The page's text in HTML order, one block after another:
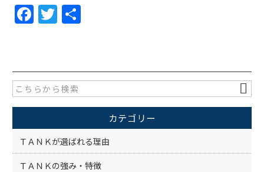
F
e
b
o
o
k
T
er
カテゴリー
ＴＡＮＫが選ばれる理由
ＴＡＮＫの強み・特徴